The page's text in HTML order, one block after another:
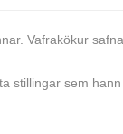
Vafrakökur
stillingar sem